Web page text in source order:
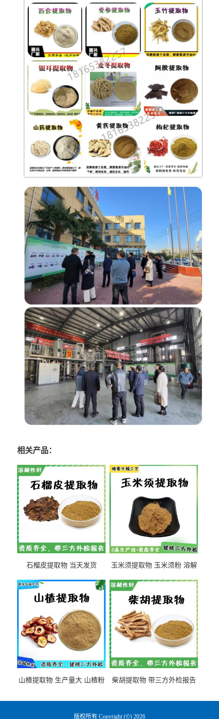
相关产品：
石榴皮提取物 当天发货
玉米须提取物 玉米须粉 溶解
山楂提取物 生产量大 山楂粉 柴胡提取物 带三方外检报告
版权所有 Copyright (©) 2026